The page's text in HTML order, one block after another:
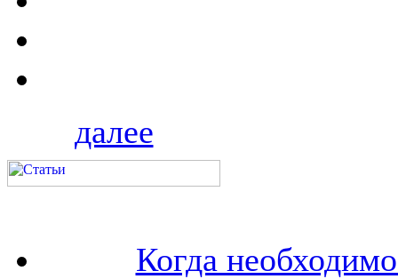
далее
Когда